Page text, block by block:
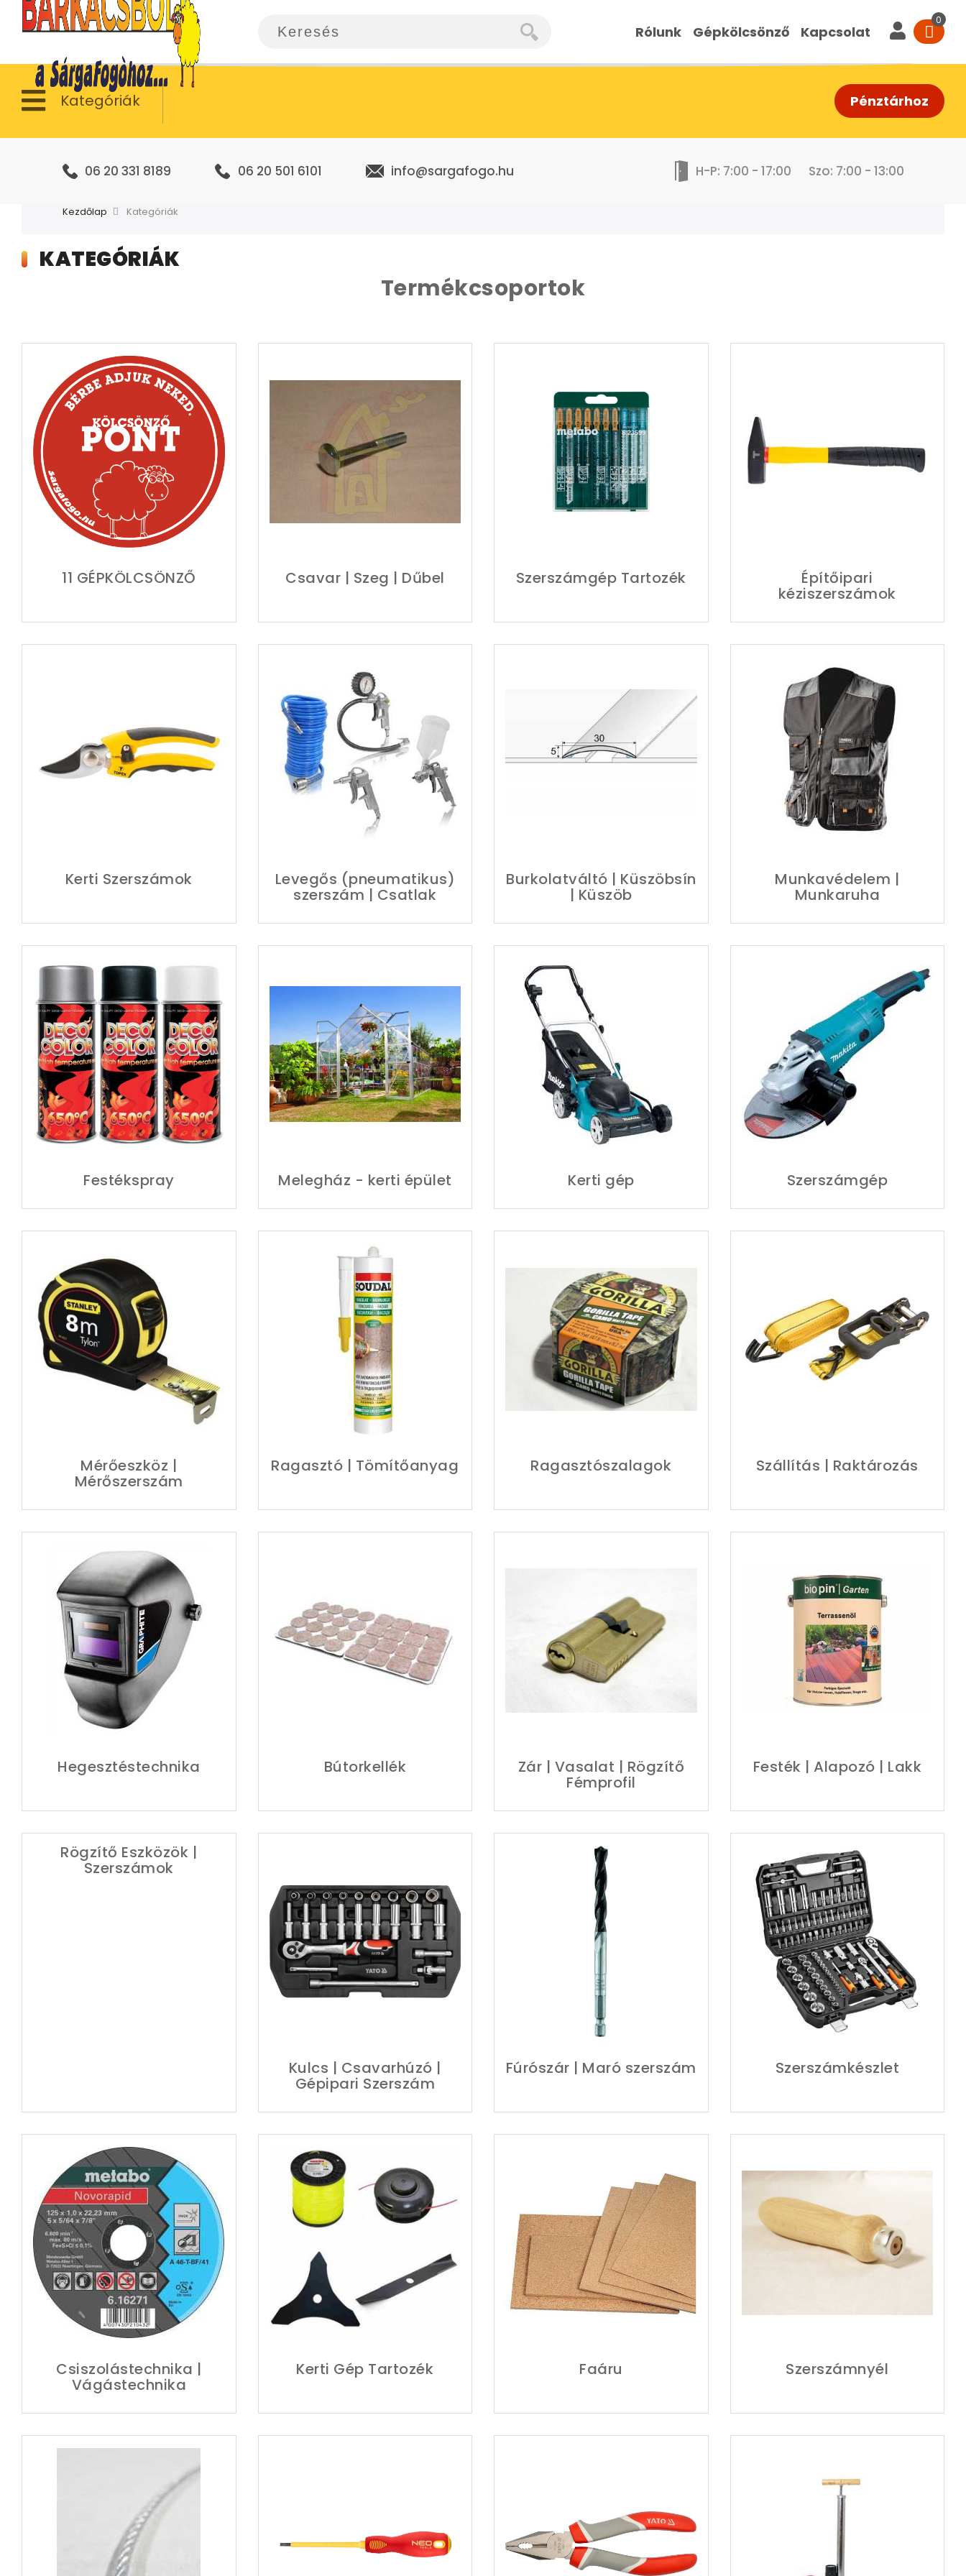
Rólunk Gépkölcsönző Kapcsolat
Kategóriák Pénztárhoz
06 20 331 8189 06 20 501 6101 info@sargafogo.hu H-P: 7:00 - 17:00 Szo: 7:00 - 13:00
Kezdőlap Kategóriák
KATEGÓRIÁK
Termékcsoportok
11 GÉPKÖLCSÖNZŐ Csavar | Szeg | Dűbel Szerszámgép Tartozék Építőipari
kéziszerszámok
Kerti Szerszámok Levegős (pneumatikus)
szerszám | Csatlak
Burkolatváltó | Küszöbsín
| Küszöb
Munkavédelem |
Munkaruha
Festékspray Melegház - kerti épület Kerti gép Szerszámgép
Mérőeszköz |
Mérőszerszám
Ragasztó | Tömítőanyag Ragasztószalagok Szállítás | Raktározás
Hegesztéstechnika Bútorkellék Zár | Vasalat | Rögzítő
Fémprofil
Festék | Alapozó | Lakk
Rögzítő Eszközök |
Szerszámok
Kulcs | Csavarhúzó |
Gépipari Szerszám
Fúrószár | Maró szerszám Szerszámkészlet
Csiszolástechnika |
Vágástechnika
Kerti Gép Tartozék Faáru Szerszámnyél